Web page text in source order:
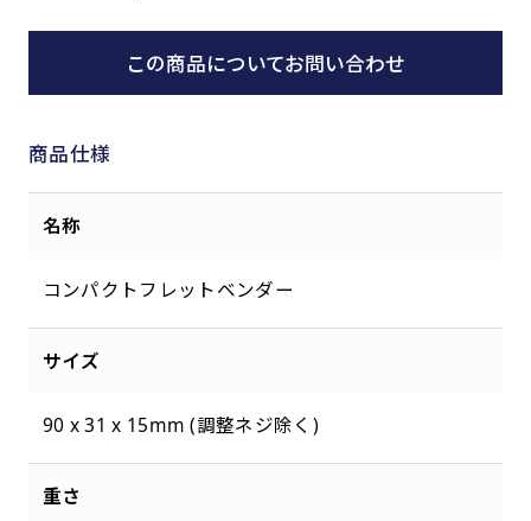
この商品についてお問い合わせ
商品仕様
名称
コンパクトフレットベンダー
サイズ
90 x 31 x 15mm (調整ネジ除く)
重さ